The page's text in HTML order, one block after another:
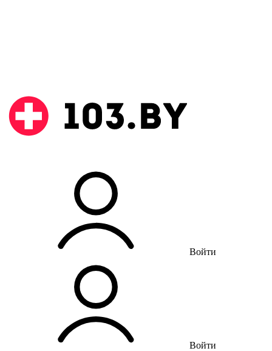
Войти
Войти